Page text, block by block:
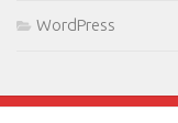
WordPress